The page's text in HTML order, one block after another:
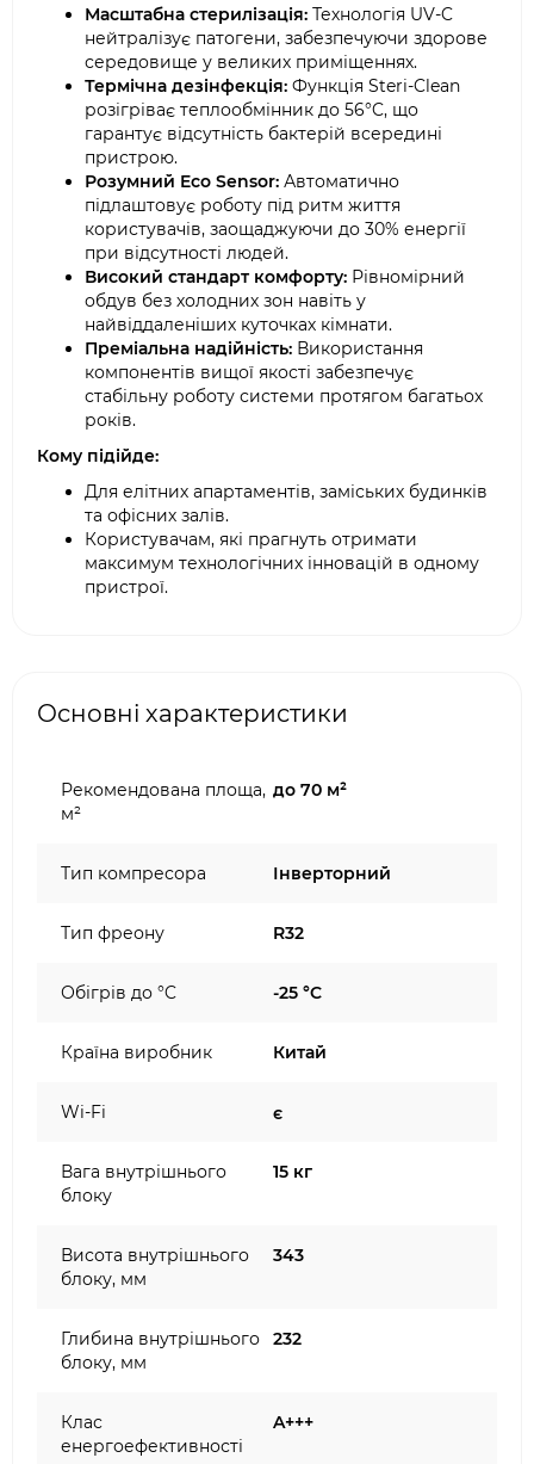
Масштабна стерилізація: Технологія UV-C
нейтралізує патогени, забезпечуючи здорове
середовище у великих приміщеннях.
Термічна дезінфекція: Функція Steri-Clean
розігріває теплообмінник до 56°C, що
гарантує відсутність бактерій всередині
пристрою.
Розумний Eco Sensor: Автоматично
підлаштовує роботу під ритм життя
користувачів, заощаджуючи до 30% енергії
при відсутності людей.
Високий стандарт комфорту: Рівномірний
обдув без холодних зон навіть у
найвіддаленіших куточках кімнати.
Преміальна надійність: Використання
компонентів вищої якості забезпечує
стабільну роботу системи протягом багатьох
років.
Кому підійде:
Для елітних апартаментів, заміських будинків
та офісних залів.
Користувачам, які прагнуть отримати
максимум технологічних інновацій в одному
пристрої.
Основні характеристики
Рекомендована площа,
м²
до 70 м²
Тип компресора Інверторний
Тип фреону R32
Обігрів до °C -25 °C
Країна виробник Китай
Wi-Fi є
Вага внутрішнього
блоку
15 кг
Висота внутрішнього
блоку, мм
343
Глибина внутрішнього
блоку, мм
232
Клас
енергоефективності
A+++